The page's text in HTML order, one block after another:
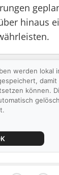
hinaus
werden lokal
damit
können.